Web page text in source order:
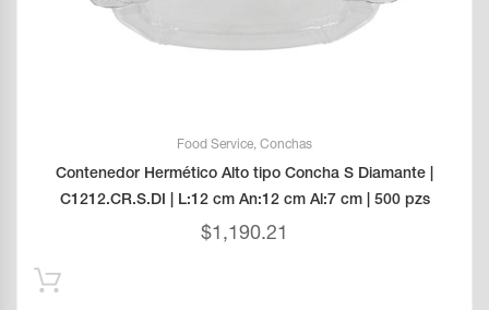
Food Service, Conchas
Contenedor Hermético Alto tipo Concha S Diamante |
C1212.CR.S.DI | L:12 cm An:12 cm Al:7 cm | 500 pzs
$1,190.21